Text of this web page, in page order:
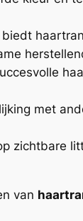
met
zichtbare
van